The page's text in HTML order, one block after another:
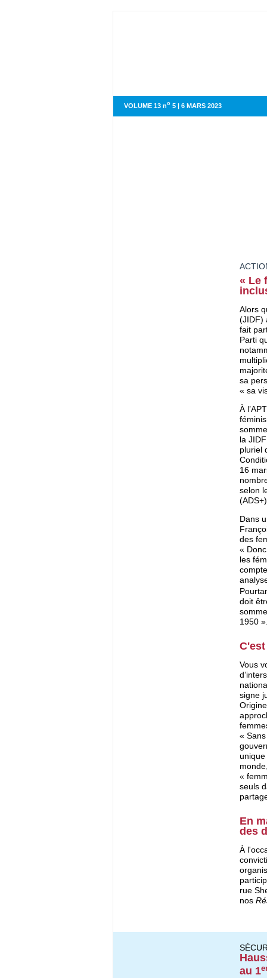
VOLUME 13 no 5 | 6 MARS 2023
« Le
Alors
(JIDF)
fait
Parti
sa
« sa
À
la
pluriel
16
selon
Dans
des
«
les
doit
1950
Vous
signe
«
«
seuls
En
des
À
rue
nos
au 1